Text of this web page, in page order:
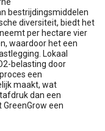
bestrijdingsmiddelen
diversiteit, biedt het
per hectare vier
waardoor het een
Lokaal
belasting door
een
maakt, wat
dan een
een